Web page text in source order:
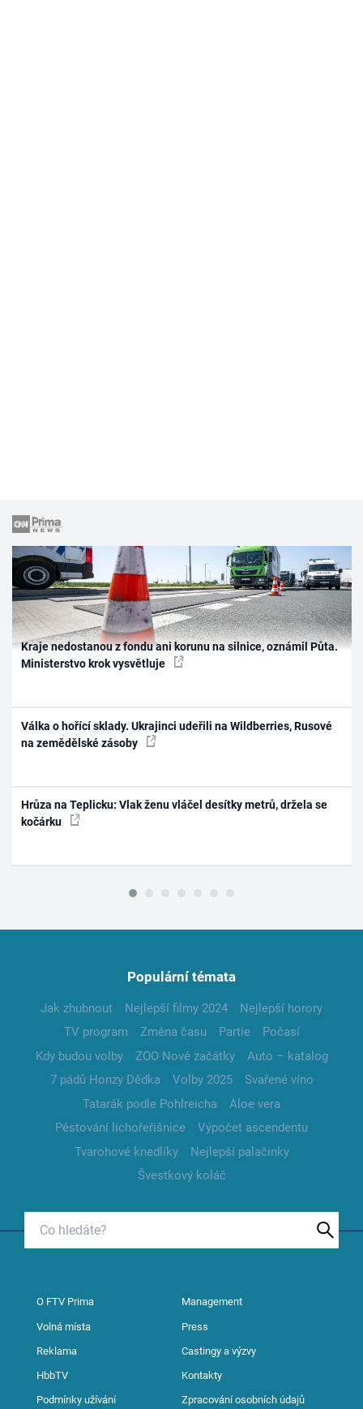
Kraje nedostanou z fondu ani korunu na silnice, oznámil Půta.
Ministerstvo krok vysvětluje
Válka o hořící sklady. Ukrajinci udeřili na Wildberries, Rusové
na zemědělské zásoby
Hrůza na Teplicku: Vlak ženu vláčel desítky metrů, držela se
kočárku
Populární témata
Jak zhubnout Nejlepší filmy 2024
Nejlepší horory
TV program
Změna času Partie
Počasí
Kdy budou volby
ZOO Nové začátky
Auto – katalog
7 pádů Honzy Dědka
Volby 2025
Svařené víno
Tatarák podle Pohlreicha
Aloe vera
Pěstování lichořeřišnice
Výpočet ascendentu
Tvarohové knedlíky
Nejlepší palačinky
Švestkový koláč
O FTV Prima Management
Volná místa Press
Reklama Castingy a výzvy
HbbTV Kontakty
Podmínky užívání Zpracování osobních údajů